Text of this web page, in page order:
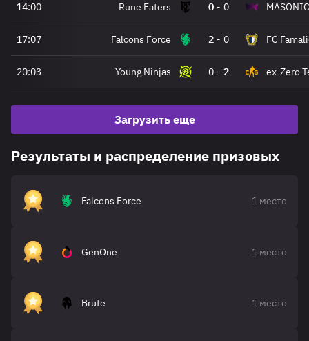
14:00 Rune Eaters 0 - 0 MASONIC
17:07 Falcons Force 2 - 0 FC
20:03 Young Ninjas 0 - 2 ex-Zero
Загрузить еще
Результаты и распределение призовых
Falcons Force 1 место
GenOne 1 место
Brute 1 место